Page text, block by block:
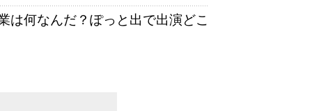
は何なんだ？ぽっと出で出演どこ